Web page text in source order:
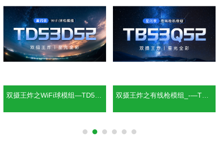
双摄王炸之有线枪模组_-—TB5
4G双卡3年真免流—TD53G30